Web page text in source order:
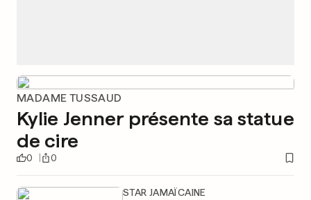
MADAME TUSSAUD
Kylie Jenner présente sa statue
de cire
0 0
STAR JAMAÏCAINE